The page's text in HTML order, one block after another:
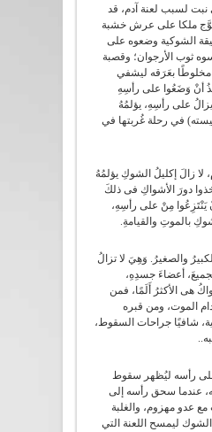
لسبب لعنة آدم، قد
ملكا على عرش خشبة
الشوكية وضعوه على
ثوب الأرجوان؛ وقصبة
بعَرَقه ليشفي
أنْ وَضَعُوا على رأسِهِ
على رأسِهِ، يؤلمُهُ
في رحلة غُربتها في
لا زالَ إكليلُ الشوكِ يؤلمُهُ
دورَ الأشواكِ فى ذلكَ
يَنْتَزِعُوا مِنْ على رأسِهِ،
بالموتِ والقيامةِ.
والصغيرُ. وَهِيَ لا تزالُ
أعضاءَ جسدِهِ،
هى الأكثرُ أَلَمًا، فمن
الموت، ومن قبره
شافيًا جراحات السقوط،
رأسه ليُظهر سقوط
عندما سحق رأسه إلى
مع عدو مهزوم، والغلبة
ليمسح اللعنة التي